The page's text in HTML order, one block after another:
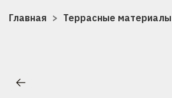
Главная Террасные материалы